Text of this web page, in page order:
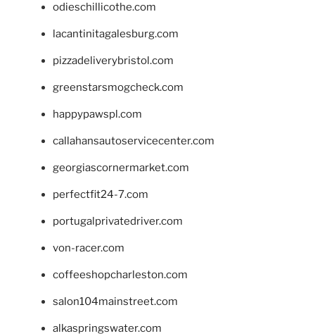
odieschillicothe.com
lacantinitagalesburg.com
pizzadeliverybristol.com
greenstarsmogcheck.com
happypawspl.com
callahansautoservicecenter.com
georgiascornermarket.com
perfectfit24-7.com
portugalprivatedriver.com
von-racer.com
coffeeshopcharleston.com
salon104mainstreet.com
alkaspringswater.com